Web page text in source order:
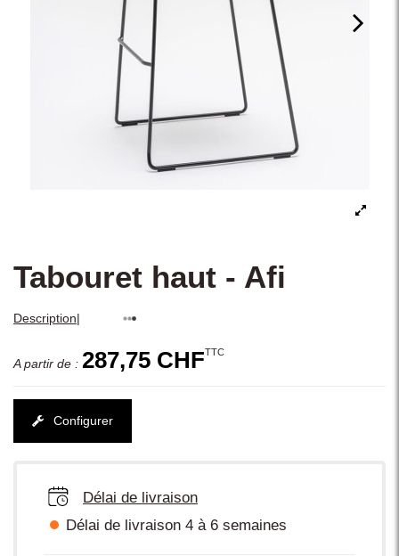
Tabouret haut - Afi
Description|
A partir de : 287,75 CHFTTC
Configurer
Délai de livraison
Délai de livraison 4 à 6 semaines